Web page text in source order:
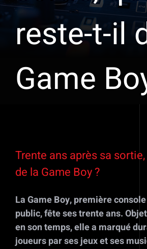
reste-t-il
Game
l'image
agrandie
Trente ans après sa
de la Game Boy ?
La Game Boy, première
public, fête ses trente ans.
en son temps, elle a marqué
joueurs par ses jeux et ses